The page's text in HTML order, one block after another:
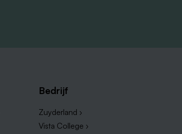
Bedrijf
Zuyderland ›
Vista College ›